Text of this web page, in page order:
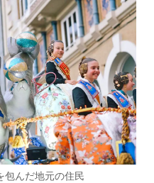
包んだ地元の住民